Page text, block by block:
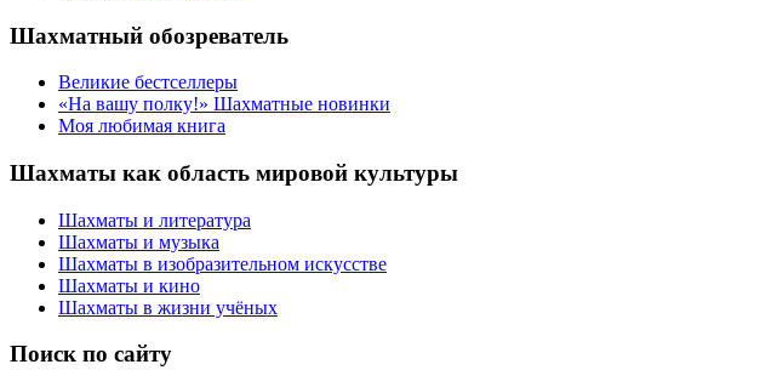
Шахматный обозреватель
Великие бестселлеры
«На вашу полку!» Шахматные новинки
Моя любимая книга
Шахматы как область мировой культуры
Шахматы и литература
Шахматы и музыка
Шахматы в изобразительном искусстве
Шахматы и кино
Шахматы в жизни учёных
Поиск по сайту